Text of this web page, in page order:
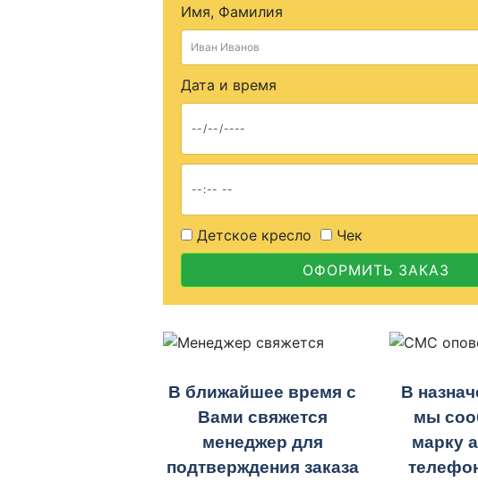
Имя, Фамилия
Дата и время
Детское кресло
Чек
ОФОРМИТЬ ЗАКАЗ
В ближайшее время с
Вами свяжется
менеджер для
подтверждения заказа
В
мы
марку